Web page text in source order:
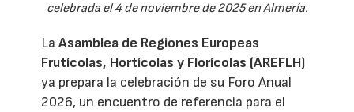
celebrada el 4 de noviembre de 2025 en Almería.
LaAsamblea de Regiones Europeas
Frutícolas, Hortícolas y Florícolas (AREFLH)
ya prepara la celebración de su Foro Anual
2026, un encuentro de referencia para el